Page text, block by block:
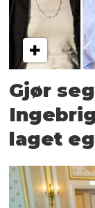
Gjør
laget